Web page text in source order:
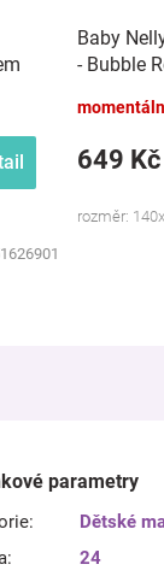
Baby
- Bubble
649 Kč
rozměr:
parametry
:
Dětské
:
24